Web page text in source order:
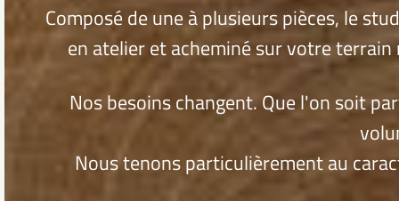
Composé de une à plusieurs pièces, le
en atelier et acheminé sur votre
Nos besoins changent. Que l'on soit
Nous tenons particulièrement au